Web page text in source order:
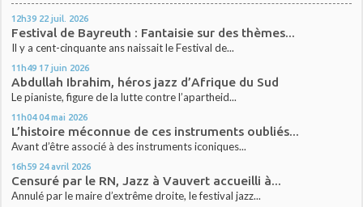
12h39 22 juil. 2026
Festival de Bayreuth : Fantaisie sur des thèmes...
Il y a cent-cinquante ans naissait le Festival de...
11h49 17 juin 2026
Abdullah Ibrahim, héros jazz d’Afrique du Sud
Le pianiste, figure de la lutte contre l’apartheid...
11h04 04 mai 2026
L’histoire méconnue de ces instruments oubliés...
Avant d’être associé à des instruments iconiques...
16h59 24 avril 2026
Censuré par le RN, Jazz à Vauvert accueilli à...
Annulé par le maire d’extrême droite, le festival jazz...